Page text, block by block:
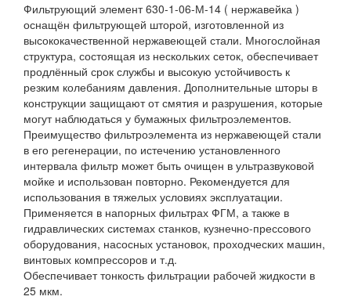
Фильтрующий элемент 630-1-06-М-14 ( нержавейка )
оснащён фильтрующей шторой, изготовленной из
высококачественной нержавеющей стали. Многослойная
структура, состоящая из нескольких сеток, обеспечивает
продлённый срок службы и высокую устойчивость к
резким колебаниям давления. Дополнительные шторы в
конструкции защищают от смятия и разрушения, которые
могут наблюдаться у бумажных фильтроэлементов.
Преимущество фильтроэлемента из нержавеющей стали
в его регенерации, по истечению установленного
интервала фильтр может быть очищен в ультразвуковой
мойке и использован повторно. Рекомендуется для
использования в тяжелых условиях эксплуатации.
Применяется в напорных фильтрах ФГМ, а также в
гидравлических системах станков, кузнечно-прессового
оборудования, насосных установок, проходческих машин,
винтовых компрессоров и т.д.
Обеспечивает тонкость фильтрации рабочей жидкости в
25 мкм.